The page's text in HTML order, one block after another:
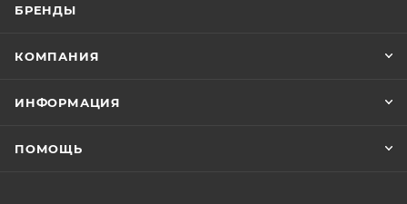
БРЕНДЫ
КОМПАНИЯ
ИНФОРМАЦИЯ
ПОМОЩЬ